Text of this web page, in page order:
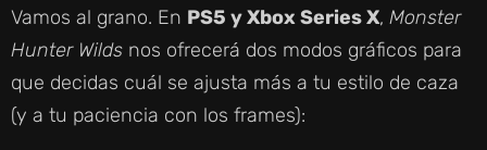
Vamos al grano. En PS5 y Xbox Series X, Monster
Hunter Wilds nos ofrecerá dos modos gráficos para
que decidas cuál se ajusta más a tu estilo de caza
(y a tu paciencia con los frames):